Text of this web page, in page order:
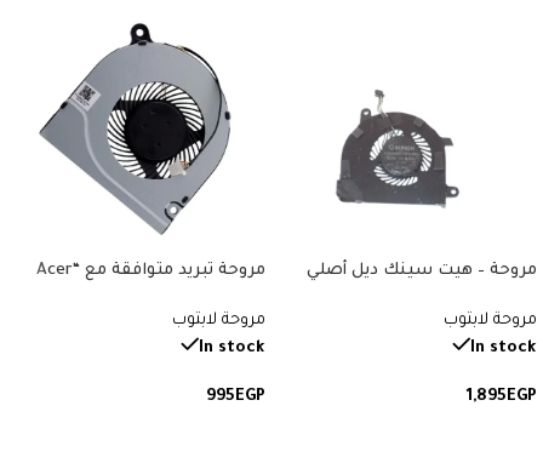
مروحة – هيت سينك ديل أصلي
رقم القطعة: F84N0.
مروحة لابتوب
In stock
1,895EGP
مروحة تبريد متوافقة مع “Acer
A517, A615, A314-31, A315-21, A315-
31”. رقم القطعة: 48ZAVFATN00.
مروحة لابتوب
In stock
995EGP